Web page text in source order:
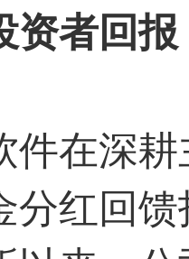
资者回
件在深
分红回